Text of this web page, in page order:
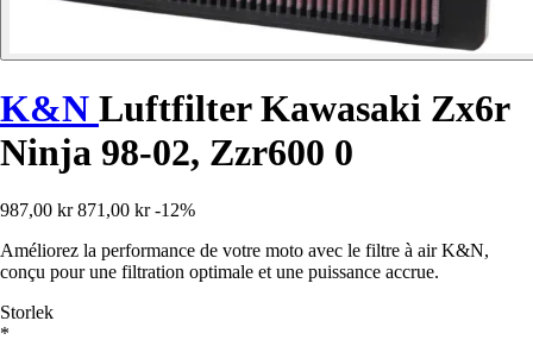
K&N Luftfilter Kawasaki Zx6r
Ninja 98-02, Zzr600 0
987,00 kr 871,00 kr -12%
Améliorez la performance de votre moto avec le filtre à air K&N,
conçu pour une filtration optimale et une puissance accrue.
Storlek
*